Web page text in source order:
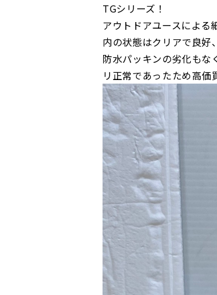
TGシリーズ！
アウトドアユースによる
内の状態はクリアで良好
防水パッキンの劣化もな
リ正常であったため高価